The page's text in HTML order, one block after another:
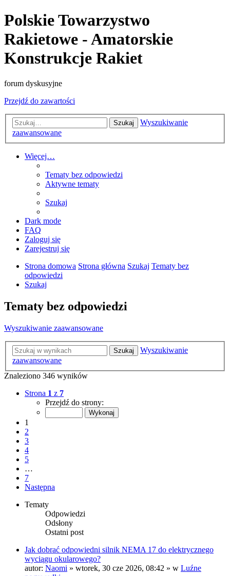
Polskie Towarzystwo
Rakietowe - Amatorskie
Konstrukcje Rakiet
forum dyskusyjne
Przejdź do zawartości
Szukaj
Wyszukiwanie
zaawansowane
Więcej…
Tematy bez odpowiedzi
Aktywne tematy
Szukaj
Dark mode
FAQ
Zaloguj się
Zarejestruj się
Strona domowa Strona główna Szukaj Tematy bez
odpowiedzi
Szukaj
Tematy bez odpowiedzi
Wyszukiwanie zaawansowane
Szukaj
Wyszukiwanie
zaawansowane
Znaleziono 346 wyników
Strona 1 z 7
Przejdź do strony:
1
2
3
4
5
…
7
Następna
Tematy
Odpowiedzi
Odsłony
Ostatni post
Jak dobrać odpowiedni silnik NEMA 17 do elektrycznego
wyciągu okularowego?
autor: Naomi » wtorek, 30 cze 2026, 08:42 » w Luźne